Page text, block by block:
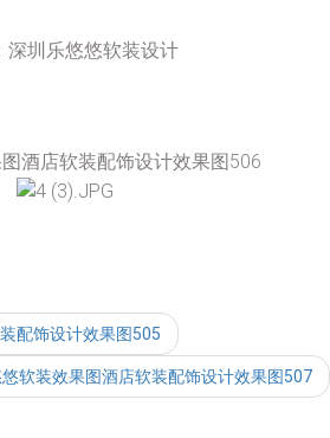
深圳乐悠悠软装设计
酒店软装配饰设计效果图506
配饰设计效果图505
悠软装效果图酒店软装配饰设计效果图507